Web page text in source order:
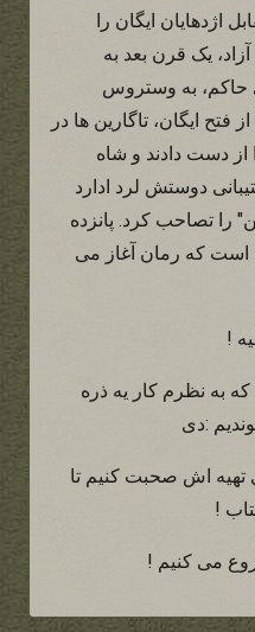
اژدهایان ایگان را
یک قرن بعد به
حاکم، به وستروس
283 سال بعد از فتح ایگان، تاگارین ها در
دست دادند و شاه
دوستش لرد ادارد
را تصاحب کرد. پانزده
که رمان آغاز می
!
به نظرم کار یه ذره
:دی
تهیه اش صحبت کنیم تا
!
می کنیم !